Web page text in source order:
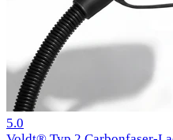
11 kW
5.0